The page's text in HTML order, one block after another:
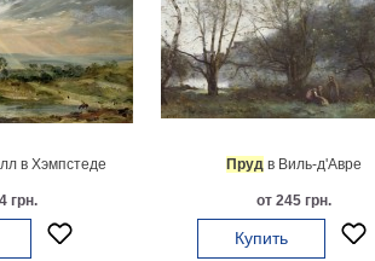
в Хэмпстеде
грн.
Пруд в Виль-д'Авре
от 245 грн.
Купить